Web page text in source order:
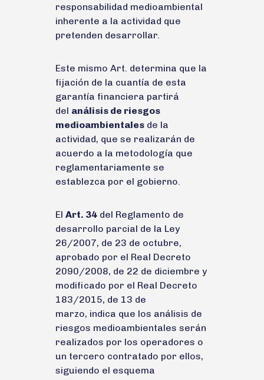
responsabilidad medioambiental
inherente a la actividad que
pretenden desarrollar.
Este mismo Art. determina que la
fijación de la cuantía de esta
garantía financiera partirá
del análisis de riesgos
medioambientales de la
actividad, que se realizarán de
acuerdo a la metodología que
reglamentariamente se
establezca por el gobierno.
El Art. 34 del Reglamento de
desarrollo parcial de la Ley
26/2007, de 23 de octubre,
aprobado por el Real Decreto
2090/2008, de 22 de diciembre y
modificado por el Real Decreto
183/2015, de 13 de
marzo, indica que los análisis de
riesgos medioambientales serán
realizados por los operadores o
un tercero contratado por ellos,
siguiendo el esquema